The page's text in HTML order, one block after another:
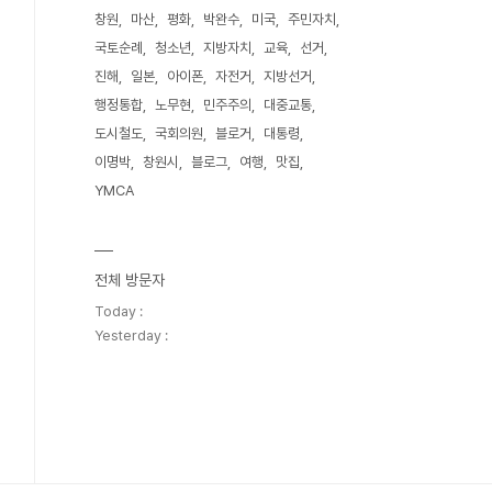
창원 마산 평화 박완수 미국
주민자치
국토순례
청소년 지방자치 교육
선거
진해
일본 아이폰 자전거
지방선거
행정통합
노무현 민주주의
대중교통
도시철도
국회의원 블로거
대통령
이명박
창원시 블로그 여행
맛집
YMCA
전체 방문자
Today :
Yesterday :